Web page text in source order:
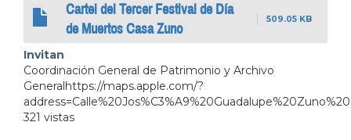
Cartel del Tercer Festival de Día
de Muertos Casa Zuno
509.05 KB
Invitan
Coordinación General de Patrimonio y Archivo
Generalhttps://maps.apple.com/?
321 vistas